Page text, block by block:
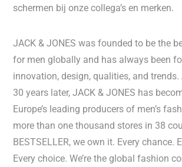
schermen bij onze collega’s en merken.
JACK & JONES was founded to be the
for men globally and has always been
innovation, design, qualities, and trends.
30 years later, JACK & JONES has
Europe’s leading producers of men’s
more than one thousand stores in 38
BESTSELLER, we own it. Every chance.
Every choice. We’re the global fashion